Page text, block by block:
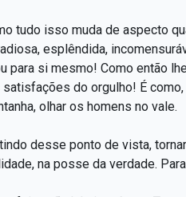
tudo isso muda de aspecto
esplêndida,
para si mesmo! Como então
satisfações do orgulho! É
olhar os homens no vale.
desse ponto de vista,
na posse da verdade.